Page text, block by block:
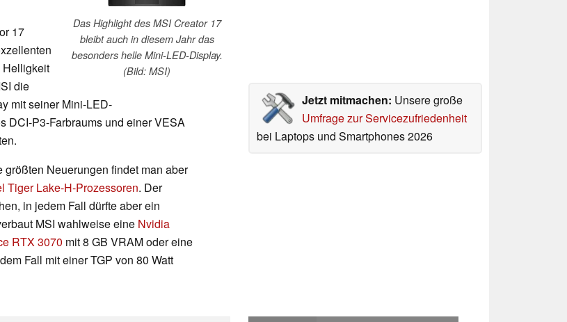
Das Highlight des MSI Creator 17
bleibt auch in diesem Jahr das
besonders helle Mini-LED-Display.
(Bild: MSI)
Jetzt mitmachen: Unsere große
Umfrage zur Servicezufriedenheit
bei Laptops und Smartphones 2026
17
Helligkeit
die
mit seiner Mini-LED-
DCI-P3-Farbraums und einer VESA
Neuerungen findet man aber
Tiger Lake-H-Prozessoren. Der
in jedem Fall dürfte aber ein
MSI wahlweise eine Nvidia
RTX 3070 mit 8 GB VRAM oder eine
Fall mit einer TGP von 80 Watt